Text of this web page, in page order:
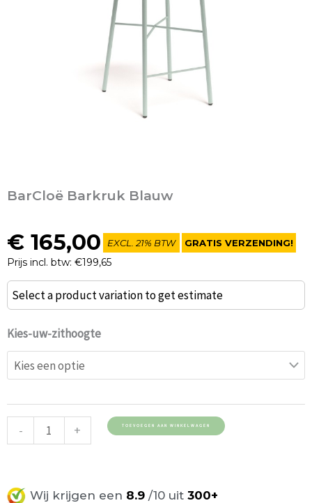
BarCloë Barkruk Blauw
€ 165,00
Prijs incl. btw: €199,65
EXCL. 21% BTW GRATIS VERZENDING!
Select a product variation to get estimate
Kies-uw-zithoogte
-
BarCloë
Barkruk
Blauw
aantal
+ TOEVOEGEN AAN WINKELWAGEN
Wij krijgen een 8.9 /10 uit 300+